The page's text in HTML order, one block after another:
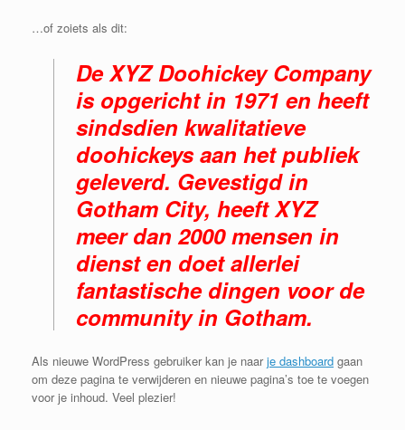
…of zoiets als dit:
De XYZ Doohickey Company
is opgericht in 1971 en heeft
sindsdien kwalitatieve
doohickeys aan het publiek
geleverd. Gevestigd in
Gotham City, heeft XYZ
meer dan 2000 mensen in
dienst en doet allerlei
fantastische dingen voor de
community in Gotham.
Als nieuwe WordPress gebruiker kan je naarje dashboard gaan
om deze pagina te verwijderen en nieuwe pagina’s toe te voegen
voor je inhoud. Veel plezier!